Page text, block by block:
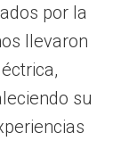
por la
llevaron
su